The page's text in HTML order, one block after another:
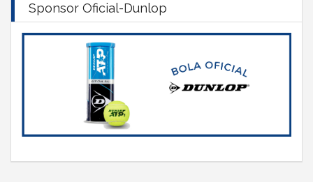
Sponsor Oficial-Dunlop